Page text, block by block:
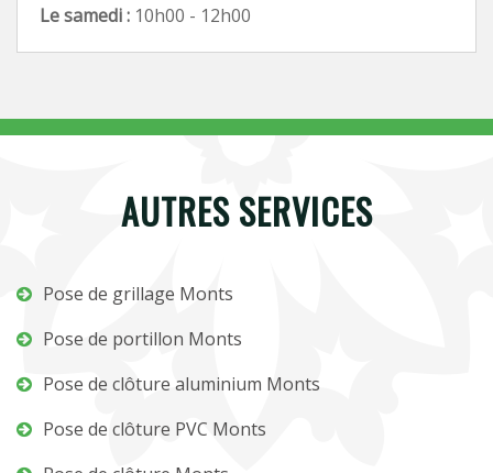
Le samedi : 10h00 - 12h00
AUTRES SERVICES
Pose de grillage Monts
Pose de portillon Monts
Pose de clôture aluminium Monts
Pose de clôture PVC Monts